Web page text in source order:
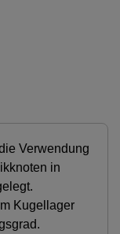
Verwendung
in
Kugellager